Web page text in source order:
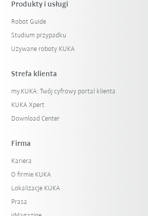
Produkty i usługi
Robot Guide
Studium przypadku
Używane roboty KUKA
Strefa klienta
my.KUKA: Twój cyfrowy portal klienta
KUKA Xpert
Download Center
Firma
Kariera
O firmie KUKA
Lokalizacje KUKA
Prasa